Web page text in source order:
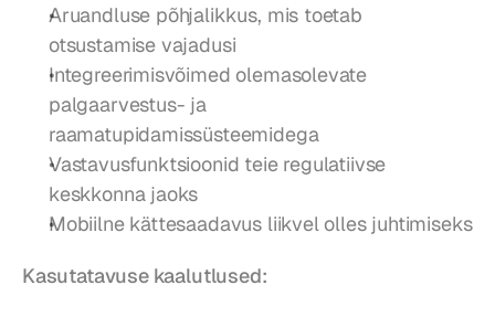
Aruandluse põhjalikkus, mis toetab
otsustamise vajadusi
Integreerimisvõimed olemasolevate
palgaarvestus- ja
raamatupidamissüsteemidega
Vastavusfunktsioonid teie regulatiivse
keskkonna jaoks
Mobiilne kättesaadavus liikvel olles juhtimiseks
Kasutatavuse kaalutlused: